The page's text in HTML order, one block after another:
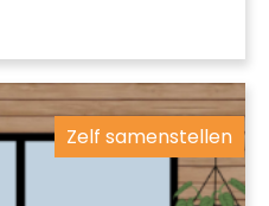
Zelf samenstellen